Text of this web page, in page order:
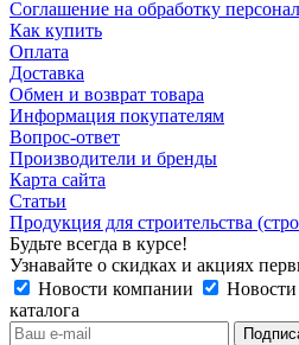
Соглашение на обработку
Как купить
Оплата
Доставка
Обмен и возврат товара
Информация покупателям
Вопрос-ответ
Производители и бренды
Карта сайта
Статьи
Продукция для строительства
Будьте всегда в курсе!
Узнавайте о скидках и акциях
Новости компании
Новости
каталога